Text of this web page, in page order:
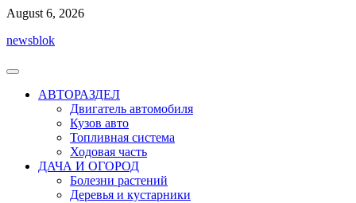
Перейти
содержимому
August 6, 2026
newsblok
АВТОРАЗДЕЛ
Двигатель автомобиля
Кузов авто
Топливная система
Ходовая часть
ДАЧА И ОГОРОД
Болезни растений
Деревья и кустарники